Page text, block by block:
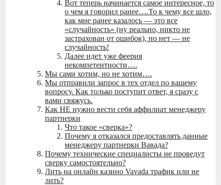
Вот теперь начинается самое интересное, то
о чем я говорил ранее….То к чему все шло,
как мне ранее казалось — это все
«случайность» (ну реально, никто не
застрахован от ошибок), но нет — не
случайность!
Далее идет уже феерия
некомпетентности….
Мы сами хотим, но не хотим….
Мы отправили запрос в тех отдел по вашему
вопросу. Как только поступит ответ, я сразу с
вами свяжусь.
Как НЕ нужно вести себя аффилиат менеджеру
партнерки
Что такое «сверка»?
Почему я отказался предоставлять данные
менеджеру партнерки Вавада?
Почему технические специалисты не проведут
сверку самостоятельно?
Лить на онлайн казино Vavada трафик или не
лить?